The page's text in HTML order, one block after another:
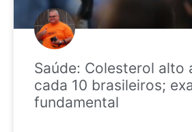
Saúde: Colesterol alto
cada 10 brasileiros;
fundamental